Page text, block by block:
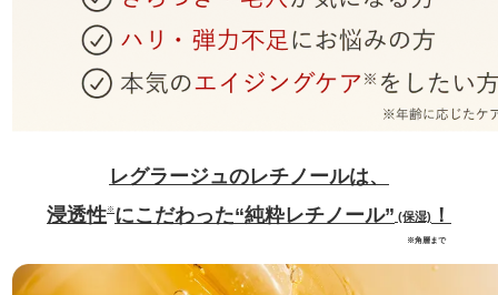
レグラージュのレチノールは、
浸透性※ にこだわった“純粋レチノール” (保湿) ！
※角層まで